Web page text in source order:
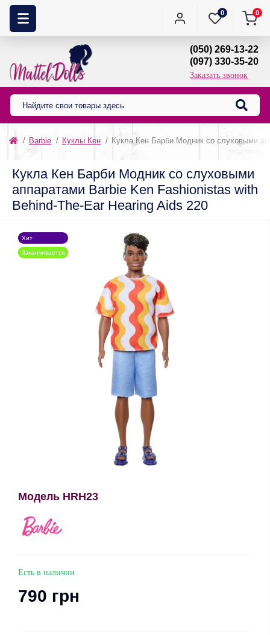
0 0
(050) 269-13-22
(097) 330-35-20
Заказать звонок
Barbie Куклы Кен Кукла Кен Барби Модник со слуховыми
Кукла Кен Барби Модник со слуховыми
аппаратами Barbie Ken Fashionistas with
Behind-The-Ear Hearing Aids 220
Модель HRH23
Хит
Заканчивается
Есть в наличии
790 грн